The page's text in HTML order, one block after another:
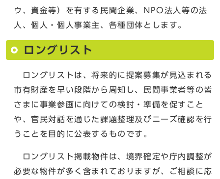
ウ、資金等）を有する民間企業、NPO法人等の法
人、個人・個人事業主、各種団体とします。
ロングリスト
ロングリストは、将来的に提案募集が見込まれる
市有財産を早い段階から周知し、民間事業者等の皆
さまに事業参画に向けての検討・準備を促すこと
や、官民対話を通じた課題整理及びニーズ確認を行
うことを目的に公表するものです。
ロングリスト掲載物件は、境界確定や庁内調整が
必要な物件が多く含まれておりますが、ご相談に応